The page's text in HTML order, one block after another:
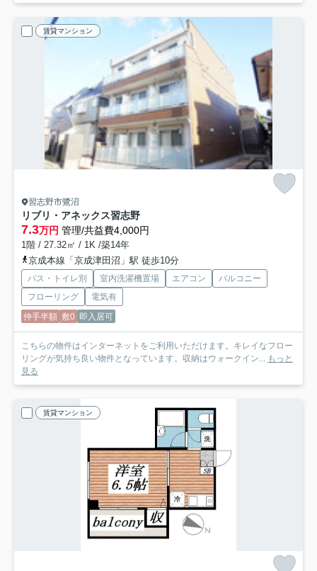
賃貸マンション
習志野市鷺沼
リブリ・アネックス習志野
7.3万円 管理/共益費4,000円
1階 / 27.32㎡ / 1K /築14年
京成本線「京成津田沼」駅 徒歩10分
バス・トイレ別 室内洗濯機置場 エアコン
バルコニー
フローリング
電気有
仲手半額 敷0 即入居可
こちらの物件はインターネットをご利用いただけます。キレイなフロー
リングが気持ち良い物件となっています。収納はウォークイン...
もっと
見る
賃貸マンション